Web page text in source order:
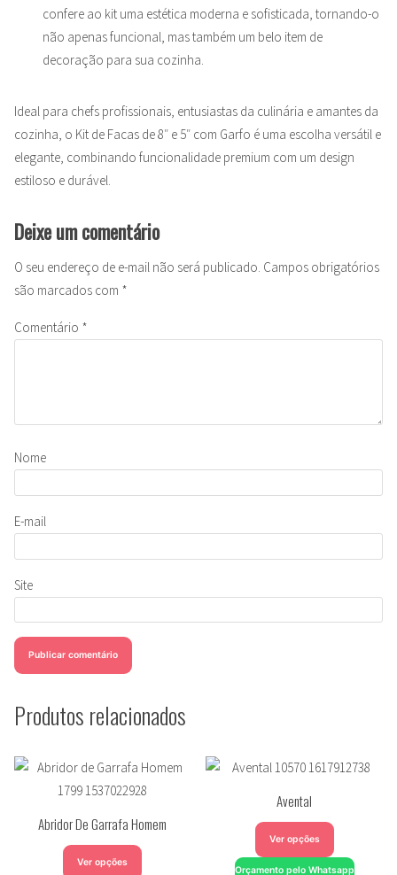
confere ao kit uma estética moderna e sofisticada, tornando-o
não apenas funcional, mas também um belo item de
decoração para sua cozinha.
Ideal para chefs profissionais, entusiastas da culinária e amantes da
cozinha, o Kit de Facas de 8″ e 5″ com Garfo é uma escolha versátil e
elegante, combinando funcionalidade premium com um design
estiloso e durável.
Deixe um comentário
O seu endereço de e-mail não será publicado. Campos obrigatórios
são marcados com *
Comentário *
Nome
E-mail
Site
Produtos relacionados
Abridor De Garrafa Homem
Ver opções
Avental
Ver opções
Orçamento pelo Whatsapp